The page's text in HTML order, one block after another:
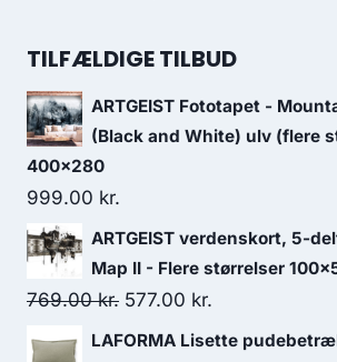
TILFÆLDIGE TILBUD
ARTGEIST Fototapet -
(Black and White) ulv (flere
400x280
999.00 kr.
ARTGEIST verdenskort, 5-
Map II - Flere størrelser
769.00kr. 577.00 kr.
LAFORMA Lisette